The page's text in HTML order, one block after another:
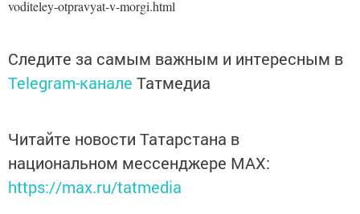
voditeley-otpravyat-v-morgi.html
Следите за самым важным и интересным в
Telegram-канале Татмедиа
Читайте новости Татарстана в
национальном мессенджере MАХ:
https://max.ru/tatmedia